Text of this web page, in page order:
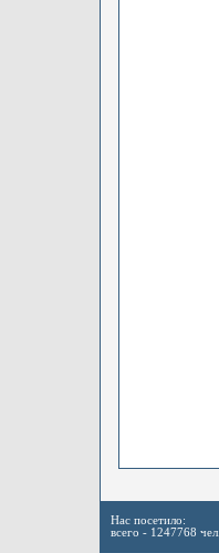
Нас посетило:
всего - 1247768 чел.